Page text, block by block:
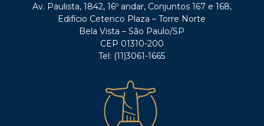
Av. Paulista, 1842, 16º andar, Conjuntos 167 e 168,
Edifício Cetenco Plaza – Torre Norte
Bela Vista – São Paulo/SP
CEP 01310-200
Tel: (11)3061-1665